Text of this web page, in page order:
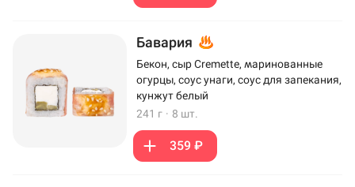
Бавария
Бекон, сыр Cremette, маринованные
огурцы, соус унаги, соус для запекания,
кунжут белый
241 г · 8 шт.
359 ₽